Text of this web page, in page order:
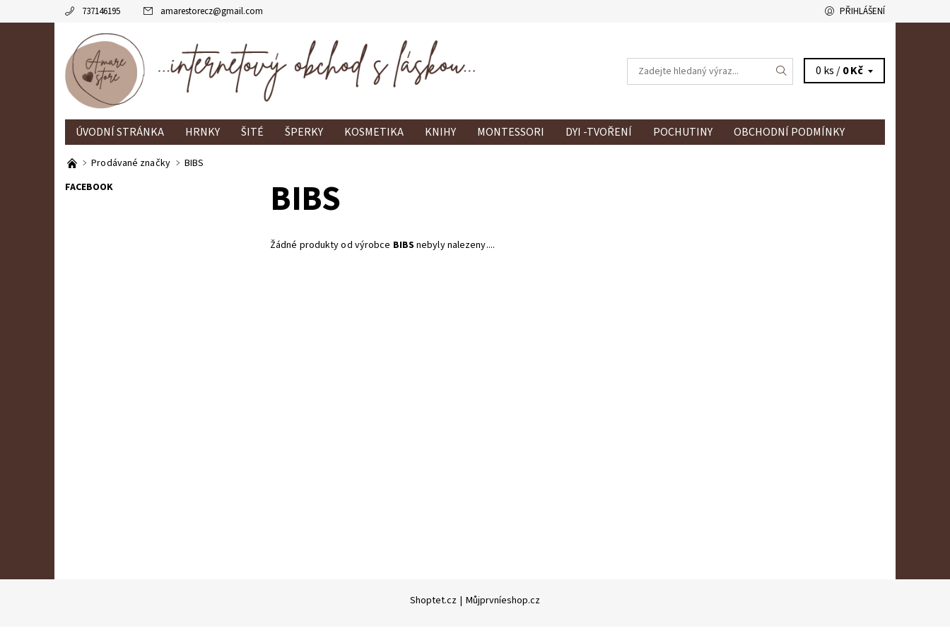
737146195 amarestorecz@gmail.com PŘIHLÁŠENÍ
0 ks /0 Kč
ÚVODNÍ STRÁNKA HRNKY ŠITÉ ŠPERKY KOSMETIKA KNIHY MONTESSORI DYI -TVOŘENÍ POCHUTINY
OBCHODNÍ PODMÍNKY
KONTAKTY
Prodávané značky BIBS
BIBS
Žádné produkty od výrobce BIBS nebyly nalezeny....
FACEBOOK
Shoptet.cz | Můjprvníeshop.cz